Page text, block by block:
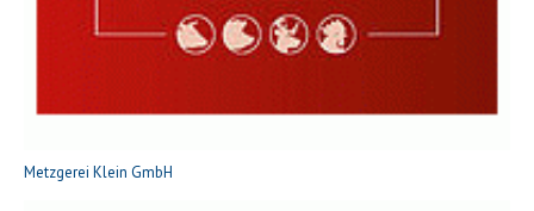
Metzgerei Klein GmbH